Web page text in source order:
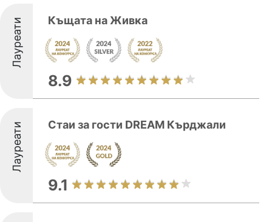
Лауреати Къщата на Живка
8.9
Лауреати Стаи за гости DREAM Кърджали
9.1